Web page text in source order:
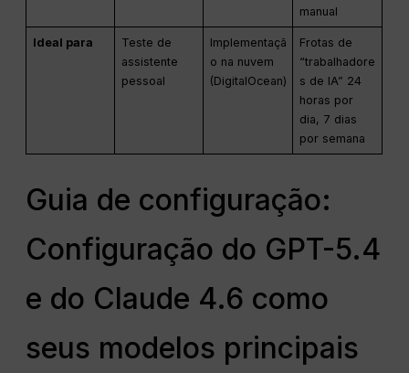
manual
Ideal para
Teste de
assistente
pessoal
Implementaçã
o na nuvem
(DigitalOcean)
Frotas de
“trabalhadore
s de IA” 24
horas por
dia, 7 dias
por semana
Guia de configuração:
Configuração do GPT-5.4
e do Claude 4.6 como
seus modelos principais